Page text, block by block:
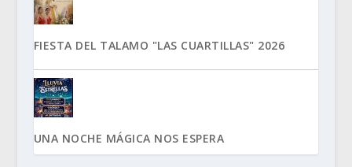
FIESTA DEL TALAMO "LAS CUARTILLAS" 2026
UNA NOCHE MÁGICA NOS ESPERA